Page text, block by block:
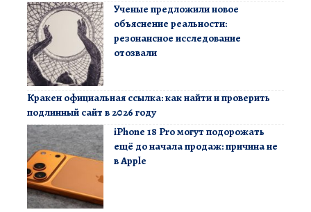
Ученые предложили новое
объяснение реальности:
резонансное исследование
отозвали
Кракен официальная ссылка: как найти и проверить
подлинный сайт в 2026 году
iPhone 18 Pro могут подорожать
ещё до начала продаж: причина не
в Apple